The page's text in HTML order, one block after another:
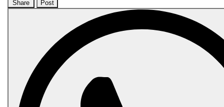
Share Post